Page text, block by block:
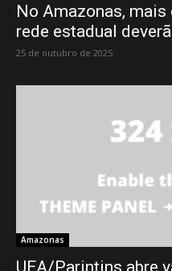
No Amazonas,
rede estadual
25 de outubro de 2025
Amazonas